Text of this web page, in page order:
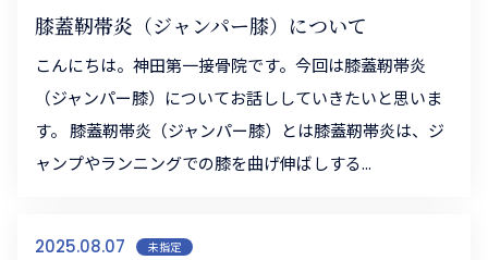
膝蓋靭帯炎（ジャンパー膝）について
こんにちは。神田第一接骨院です。今回は膝蓋靭帯炎
（ジャンパー膝）についてお話ししていきたいと思いま
す。 膝蓋靭帯炎（ジャンパー膝）とは膝蓋靭帯炎は、ジ
ャンプやランニングでの膝を曲げ伸ばしする...
2025.08.07 未指定